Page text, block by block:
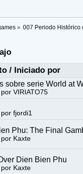
» 007 Periodo Histórico
/ Iniciado por
sobre serie World at
porVIRIATO75
porfjordi1
Phu: The Final
por Kaxte
Dien Bien Phu
por Kaxte